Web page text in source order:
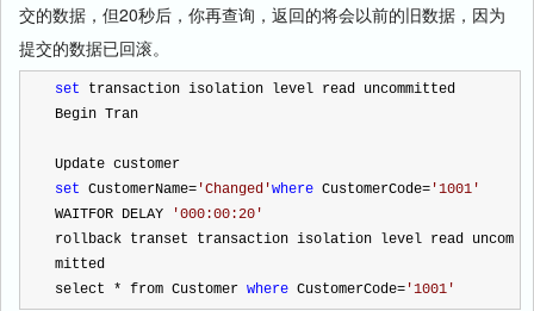
交的数据，但20秒后，你再查询，返回的将会以前的旧数据，因为
提交的数据已回滚。
set transaction isolation level read uncommitted
Begin Tran
Update customer
set CustomerName= 'Changed 'where CustomerCode= '1001 '
WAITFOR DELAY
'000:00:20 '
rollback transet transaction isolation level read uncom
mitted
select * from Customer where CustomerCode= '1001 '